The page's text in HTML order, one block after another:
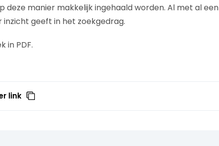
deze manier makkelijk ingehaald worden. Al met al een
geeft in het zoekgedrag.
in PDF.
link